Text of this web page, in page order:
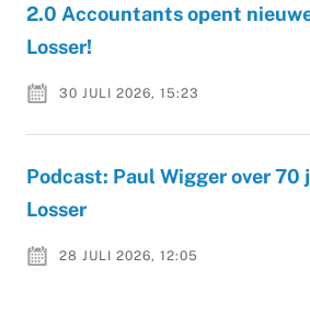
2.0 Accountants opent
Losser!
30 JULI 2026, 15:23
Podcast: Paul Wigger over 70
Losser
28 JULI 2026, 12:05